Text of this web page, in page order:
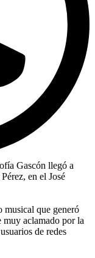
Gascón llegó a
en el José
musical que generó
aclamado por la
de redes